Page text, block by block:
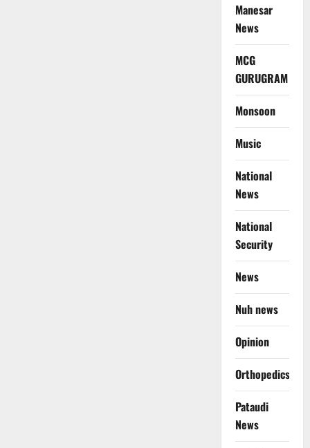
Manesar
News
MCG
GURUGRAM
Monsoon
Music
National
News
National
Security
News
Nuh news
Opinion
Orthopedics
Pataudi
News